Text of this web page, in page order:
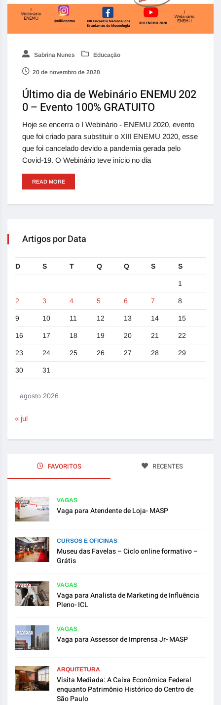
Sabrina Nunes Educação
20 de novembro de 2020
Último dia de Webinário ENEMU 202
0 – Evento 100% GRATUITO
Hoje se encerra o I Webinário - ENEMU 2020, evento
que foi criado para substituir o XIII ENEMU 2020, esse
que foi cancelado devido a pandemia gerada pelo
Covid-19. O Webinário teve início no dia
READ MORE
Artigos por Data
agosto 2026
D S T Q Q S S
1
2 3 4 5 6 7 8
9 10 11 12 13 14 15
16 17 18 19 20 21 22
23 24 25 26 27 28 29
30 31
« jul
FAVORITOS RECENTES
VAGAS
Vaga para Atendente de Loja- MASP
CURSOS E OFICINAS
Museu das Favelas – Ciclo online formativo –
Grátis
VAGAS
Vaga para Analista de Marketing de Influência
Pleno- ICL
VAGAS
Vaga para Assessor de Imprensa Jr- MASP
ARQUITETURA
Visita Mediada: A Caixa Econômica Federal
enquanto Patrimônio Histórico do Centro de
São Paulo